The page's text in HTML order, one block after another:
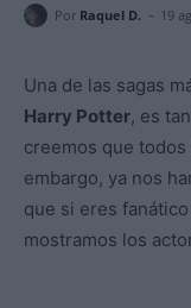
Por Raquel D. - 19
Una de las sagas
Harry Potter, es
creemos que
embargo, ya nos
que si eres
mostramos los